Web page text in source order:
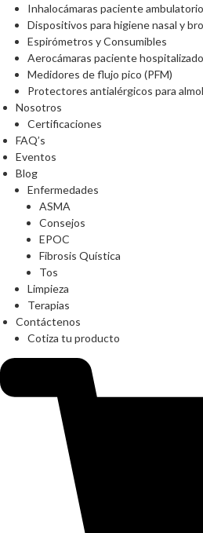
Inhalocámaras paciente ambulatorio
Dispositivos para higiene nasal y
Espirómetros y Consumibles
Aerocámaras paciente hospitalizado
Medidores de flujo pico (PFM)
Protectores antialérgicos para
Nosotros
Certificaciones
FAQ’s
Eventos
Blog
Enfermedades
ASMA
Consejos
EPOC
Fibrosis Quística
Tos
Limpieza
Terapias
Contáctenos
Cotiza tu producto